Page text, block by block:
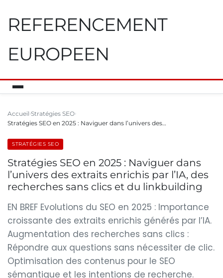
REFERENCEMENT
EUROPEEN
Accueil Stratégies SEO
Stratégies SEO en 2025 : Naviguer dans l’univers des…
STRATÉGIES SEO
Stratégies SEO en 2025 : Naviguer dans
l’univers des extraits enrichis par l’IA, des
recherches sans clics et du linkbuilding
EN BREF Evolutions du SEO en 2025 : Importance
croissante des extraits enrichis générés par l’IA.
Augmentation des recherches sans clics :
Répondre aux questions sans nécessiter de clic.
Optimisation des contenus pour le SEO
sémantique et les intentions de recherche.